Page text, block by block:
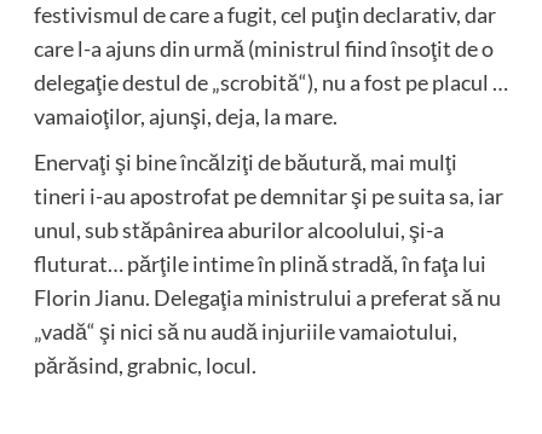
festivismul de care a fugit, cel puţin declarativ, dar
care l-a ajuns din urmă (ministrul fiind însoţit de o
delegaţie destul de „scrobită“), nu a fost pe placul …
vamaioţilor, ajunşi, deja, la mare.
Enervaţi şi bine încălziţi de băutură, mai mulţi
tineri i-au apostrofat pe demnitar şi pe suita sa, iar
unul, sub stăpânirea aburilor alcoolului, şi-a
fluturat… părţile intime în plină stradă, în faţa lui
Florin Jianu. Delegaţia ministrului a preferat să nu
„vadă“ şi nici să nu audă injuriile vamaiotului,
părăsind, grabnic, locul.